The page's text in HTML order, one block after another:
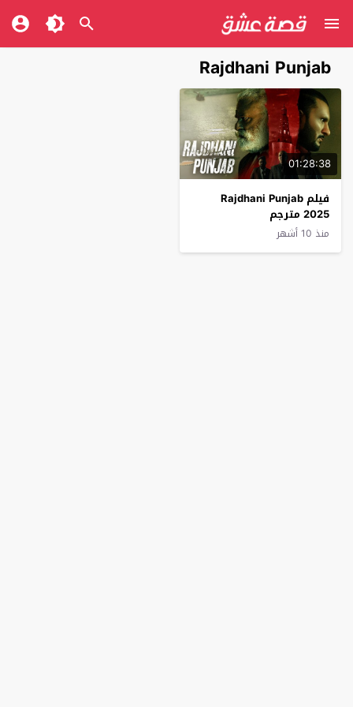
Rajdhani Punjab
01:28:38
فيلم Rajdhani Punjab
2025 مترجم
منذ 10 أشهر